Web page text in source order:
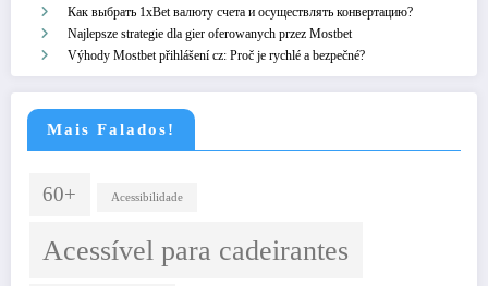
Как выбрать 1xBet валюту счета и осуществлять конвертацию?
Najlepsze strategie dla gier oferowanych przez Mostbet
Výhody Mostbet přihlášení cz: Proč je rychlé a bezpečné?
Mais Falados!
60+ Acessibilidade
Acessível para cadeirantes